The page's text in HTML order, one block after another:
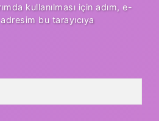
kullanılması için adım, e-
bu tarayıcıya